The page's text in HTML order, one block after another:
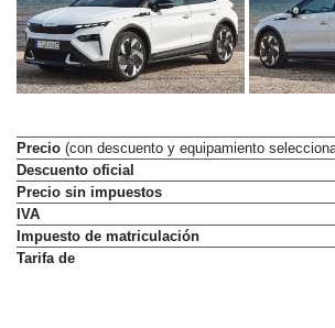
Precio (con descuento y equipamiento
Descuento oficial
Precio sin impuestos
IVA
Impuesto de matriculación
Tarifa de